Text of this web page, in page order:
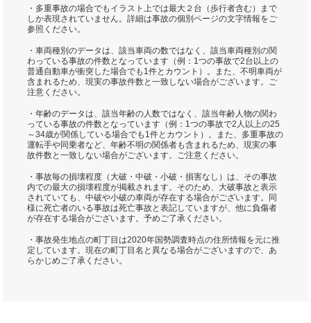
・多重事故の場合でもイラスト上では最大２台（歩行者含む）まで
しか表現されていません。詳細は事故の個別ページの文字情報をご
参照ください。
・車両種別のデータは、該当車両の数ではなく、該当車両種別の関
わっている事故の件数となっています（例：1つの事故で2台以上の
普通自動車が衝突した場合でも1件とカウント）。また、不明車両が
含まれるため、現実の事故件数と一致しない場合がございます。ご
注意ください。
・年齢のデータは、該当年齢の人数ではなく、該当年齢人物の関わ
っている事故の件数となっています（例：1つの事故で2人以上の25
～34歳が関係している場合でも1件とカウント）。また、多重事故の
運転手や同乗者など、年齢不明の関係者も含まれるため、現実の事
故件数と一致しない場合がございます。ご注意ください。
・事故毎の損壊程度（大破・中破・小破・損害なし）は、その事故
内での最大の損壊程度が掲載されます。そのため、大破事故と表示
されていても、中破や小破の車両が存在する場合がございます。同
様に死亡者のいる事故は死亡事故と表記していますが、他に負傷者
が存在する場合がございます。予めご了承ください。
・事故発生地点の町丁目は2020年国勢調査時点の住所情報を元に推
定しています。現在の町丁目名と異なる場合がございますので、あ
らかじめご了承ください。